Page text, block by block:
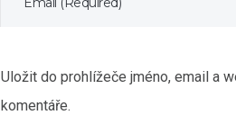
Uložit do prohlížeče jméno, email a
komentáře.